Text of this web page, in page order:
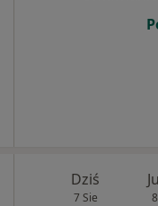
Dziś
7 Sie